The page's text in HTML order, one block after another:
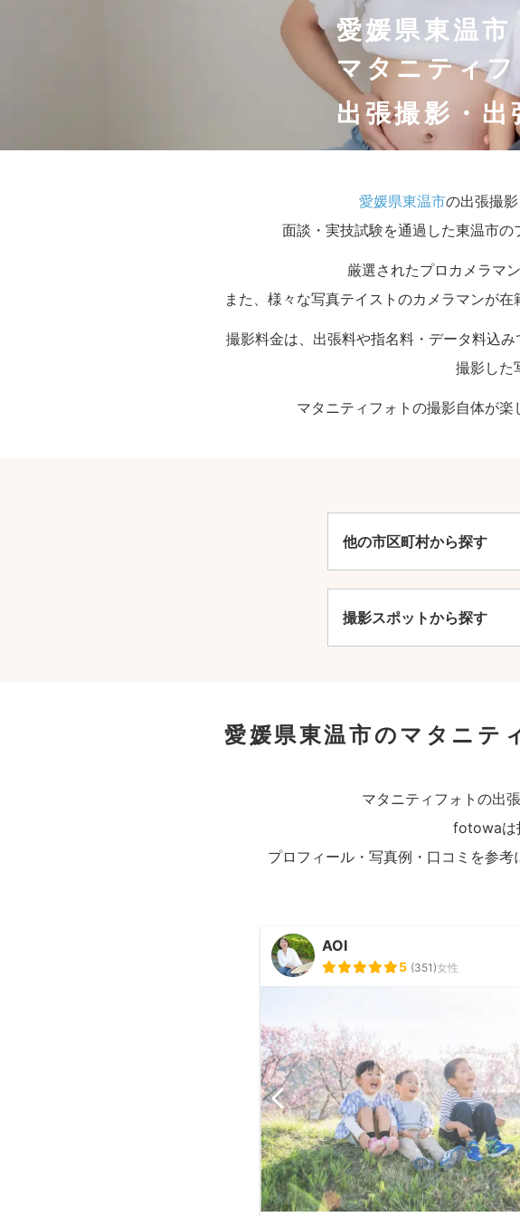
愛媛県東温市
マタニティ
出張撮影・
愛媛県東温市の出張撮
面談・実技試験を通過した東温市の
厳選されたプロカメラマ
また、様々な写真テイストのカメラマンが
撮影料金は、出張料や指名料・データ料込
撮影した
マタニティフォトの撮影自体が楽
他の市区町村から探す
撮影スポットから探す
愛媛県東温市のマタニテ
マタニティフォトの出
fotowaは
プロフィール・写真例・口コミを参考
AOI
5 (351)女性